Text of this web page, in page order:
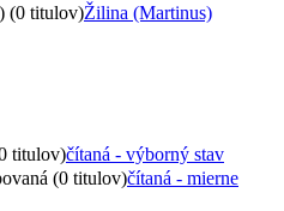
(0 titulov)Žilina (Martinus)
titulov)čítaná - výborný stav
(0 titulov)čítaná - mierne